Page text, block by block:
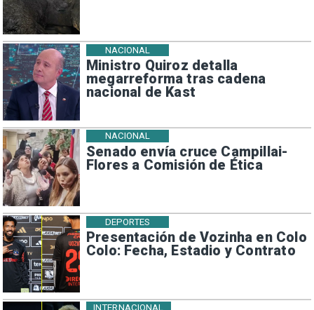
Ministro Quiroz detalla
megarreforma tras cadena
nacional de Kast
NACIONAL
Senado envía cruce Campillai-
Flores a Comisión de Ética
NACIONAL
Presentación de Vozinha en Colo
Colo: Fecha, Estadio y Contrato
DEPORTES
INTERNACIONAL